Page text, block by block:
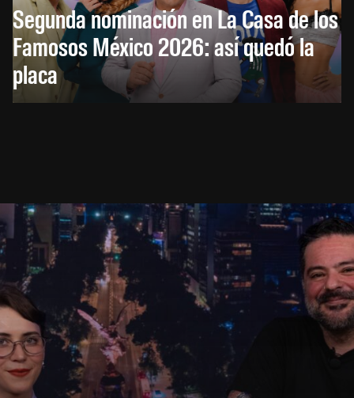
Segunda nominación en La Casa de los
Famosos México 2026: así quedó la
placa